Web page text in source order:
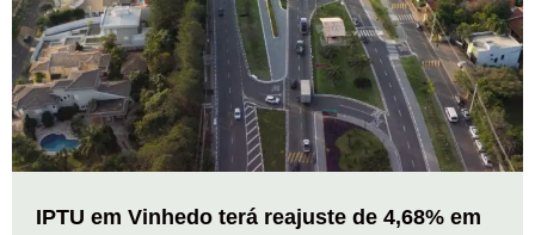
IPTU em Vinhedo terá reajuste de 4,68% em